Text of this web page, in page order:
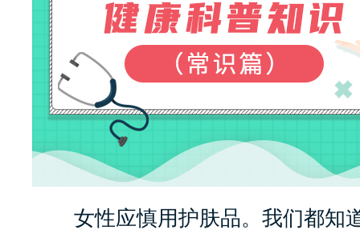
女性应慎用护肤品。我们都知